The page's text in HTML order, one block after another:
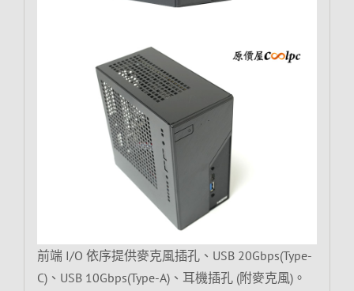
前端 I/O 依序提供麥克風插孔、USB 20Gbps(Type-
C)、USB 10Gbps(Type-A)、耳機插孔 (附麥克風)。